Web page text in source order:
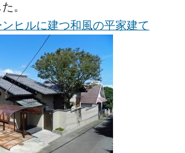
。
ヒルに建つ和風の平家建て